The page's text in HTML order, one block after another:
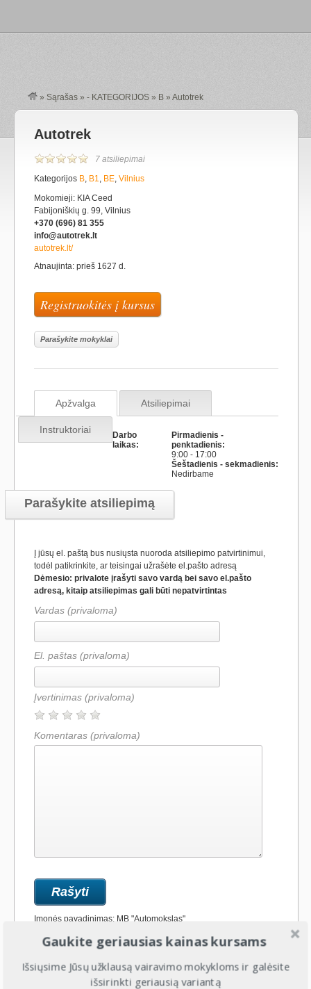
» Sąrašas » - KATEGORIJOS » B » Autotrek
Autotrek
7 atsiliepimai
Kategorijos B, B1, BE, Vilnius
Mokomieji: KIA Ceed
Fabijoniškių g. 99, Vilnius
+370 (696) 81 355
info@autotrek.lt
autotrek.lt/
Atnaujinta: prieš 1627 d.
Registruokitės į kursus
Parašykite mokyklai
Apžvalga Atsiliepimai
Instruktoriai
Darbo
laikas:
Pirmadienis -
penktadienis:
Šeštadienis - sekmadienis:
Nedirbame
Parašykite atsiliepimą
Į jūsų el. paštą bus nusiųsta nuoroda atsiliepimo patvirtinimui,
todėl patikrinkite, ar teisingai užrašėte el.pašto adresą
Dėmesio: privalote įrašyti savo vardą bei savo el.pašto
adresą, kitaip atsiliepimas gali būti nepatvirtintas
Vardas (privaloma)
El. paštas (privaloma)
Įvertinimas (privaloma)
Komentaras (privaloma)
Įmonės pavadinimas: MB "Automokslas"
papildomos vairavimo pamokos,vairavimo kursai,Vairavimo
mokykla
,vairavimo mokyklos vairavimo pamokos
Gaukite geriausias kainas kursams
Išsiųsime Jūsų užklausą vairavimo mokykloms ir galėsite
išsirinkti geriausią variantą